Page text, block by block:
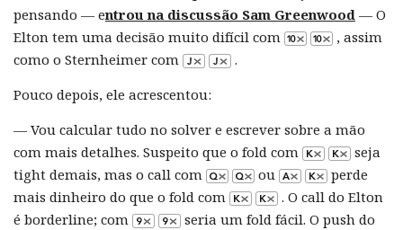
pensando — entrou na discussão Sam Greenwood — O
Elton tem uma decisão muito difícil com
, assim
como o Sternheimer com
.
Pouco depois, ele acrescentou:
— Vou calcular tudo no solver e escrever sobre a mão
com mais detalhes. Suspeito que o fold com
seja
tight demais, mas o call com
ou
perde
mais dinheiro do que o fold com
. O call do Elton
é borderline; com
seria um fold fácil. O push do